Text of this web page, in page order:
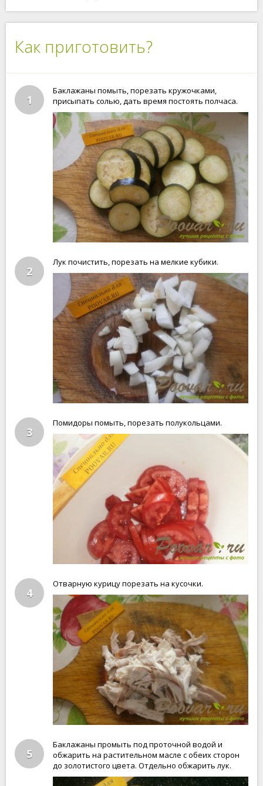
Как приготовить?
1
Баклажаны помыть, порезать кружочками,
присыпать солью, дать время постоять полчаса.
2
Лук почистить, порезать на мелкие кубики.
3
Помидоры помыть, порезать полукольцами.
4
Отварную курицу порезать на кусочки.
5
Баклажаны промыть под проточной водой и
обжарить на растительном масле с обеих сторон
до золотистого цвета. Отдельно обжарить лук.